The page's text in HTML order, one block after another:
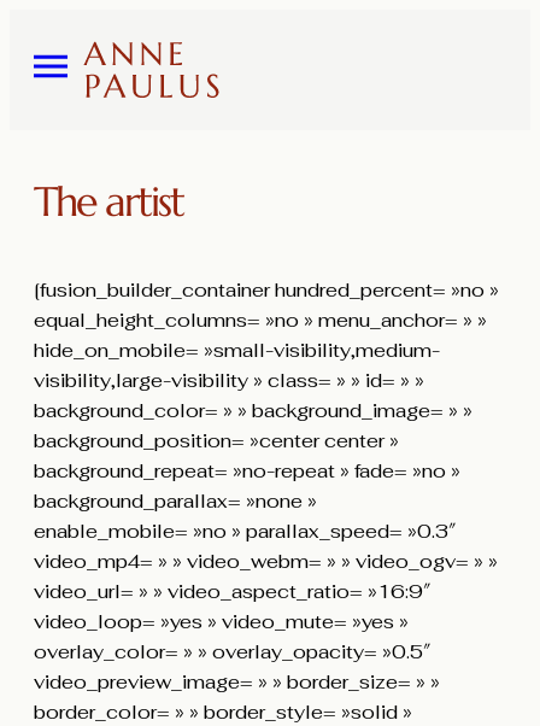
The artist
[fusion_builder_container hundred_percent= »no »
equal_height_columns= »no » menu_anchor= » »
hide_on_mobile= »small-visibility,medium-
visibility,large-visibility » class= » » id= » »
background_color= » » background_image= » »
background_position= »center center »
background_repeat= »no-repeat » fade= »no »
background_parallax= »none »
enable_mobile= »no » parallax_speed= »0.3″
video_mp4= » » video_webm= » » video_ogv= » »
video_url= » » video_aspect_ratio= »16:9″
video_loop= »yes » video_mute= »yes »
overlay_color= » » overlay_opacity= »0.5″
video_preview_image= » » border_size= » »
border_color= » » border_style= »solid »